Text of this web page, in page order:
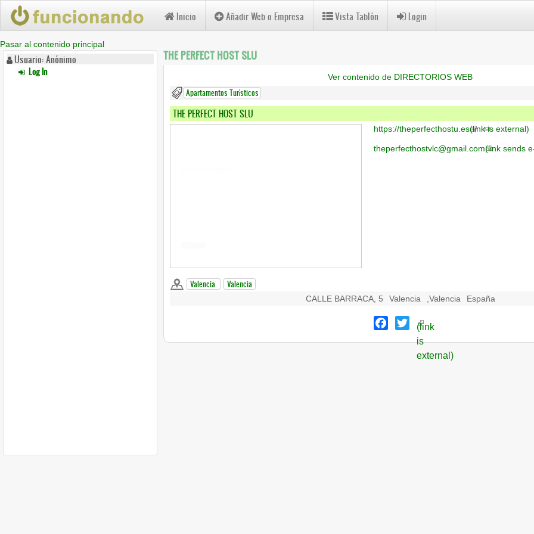
Pasar al contenido principal
Inicio Añadir Web o Empresa Vista Tablón Login
Usuario: Anónimo
Log In
THE PERFECT HOST SLU
Ver contenido de DIRECTORIOS WEB
Apartamentos Turísticos
THE PERFECT HOST SLU
https://theperfecthostu.es(link is external)
theperfecthostvlc@gmail.com(link sends
Valencia Valencia
CALLE BARRACA, 5 Valencia Valencia España
Facebook
Twitter
(link
is
external)